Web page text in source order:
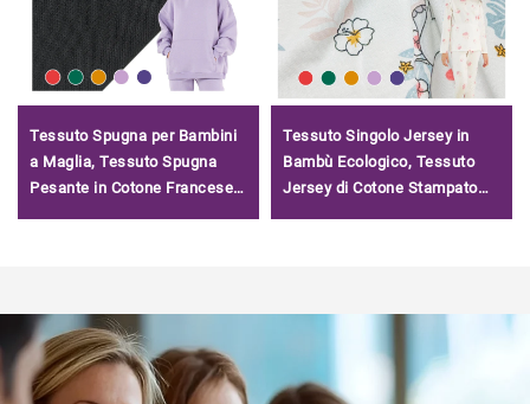
Tessuto Spugna per Bambini
a Maglia, Tessuto Spugna
Pesante in Cotone Francese,
Tessuto Singolo Jersey in
Bambù Ecologico, Tessuto
Jersey di Cotone Stampato